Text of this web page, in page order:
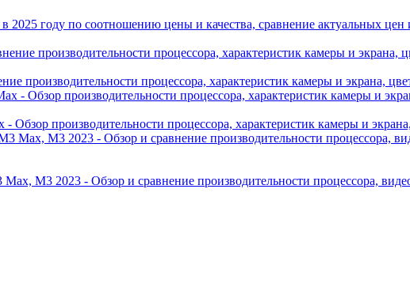
2025 году по соотношению цены и качества, сравнение актуальных
производительности процессора, характеристик камеры и экрана,
Обзор производительности процессора, характеристик камеры и
M3 2023 - Обзор и сравнение производительности процессора,